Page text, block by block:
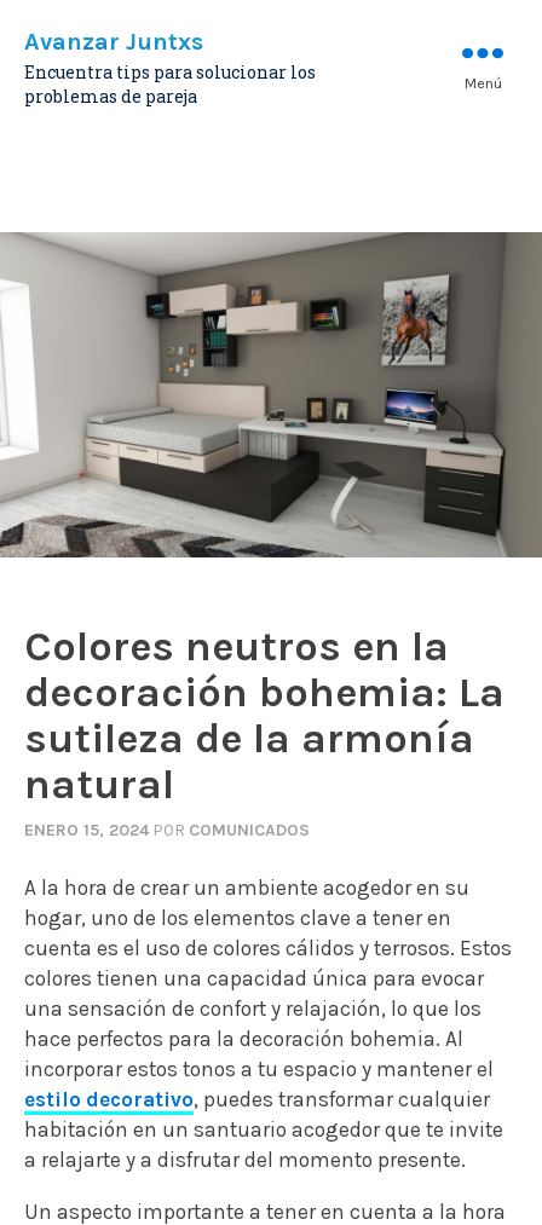
Avanzar Juntxs
Encuentra tips para solucionar los
problemas de pareja
Menú
Colores neutros en la
decoración bohemia: La
sutileza de la armonía
natural
ENERO 15, 2024 POR COMUNICADOS
A la hora de crear un ambiente acogedor en su
hogar, uno de los elementos clave a tener en
cuenta es el uso de colores cálidos y terrosos. Estos
colores tienen una capacidad única para evocar
una sensación de confort y relajación, lo que los
hace perfectos para la decoración bohemia. Al
incorporar estos tonos a tu espacio y mantener el
estilo decorativo, puedes transformar cualquier
habitación en un santuario acogedor que te invite
a relajarte y a disfrutar del momento presente.
Un aspecto importante a tener en cuenta a la hora